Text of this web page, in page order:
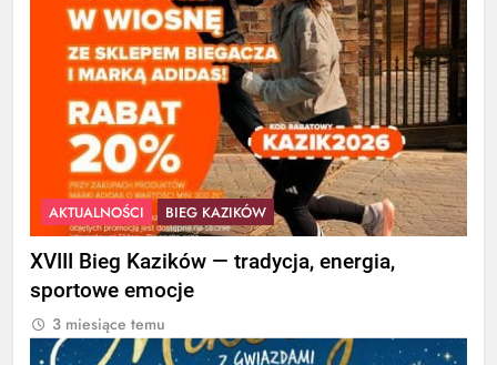
AKTUALNOŚCI BIEG KAZIKÓW
XVIII Bieg Kazików — tradycja, energia,
sportowe emocje
3 miesiące temu